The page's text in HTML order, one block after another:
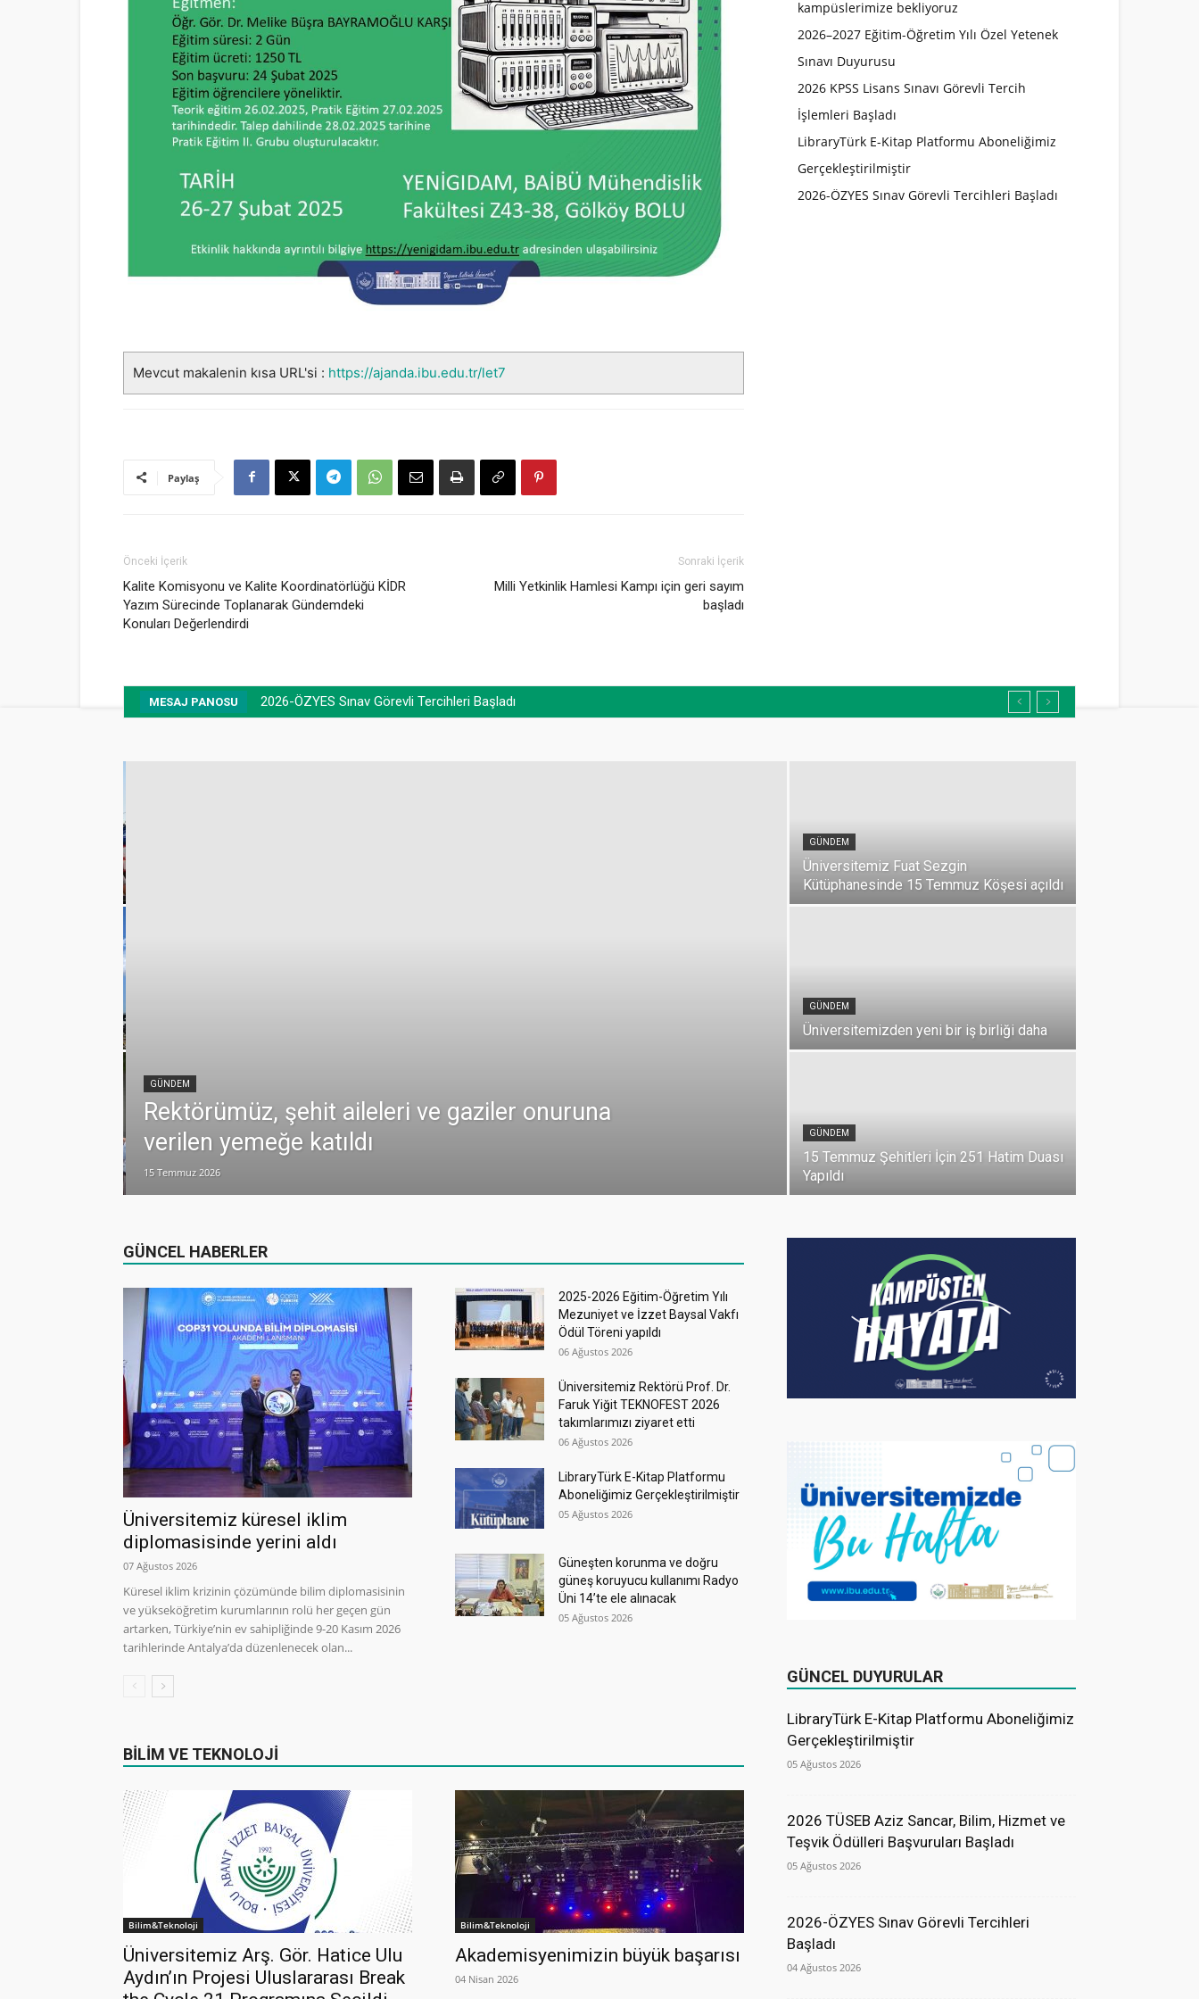
Mevcut makalenin kısa URL'si : https://ajanda.ibu.edu.tr/let7
Paylaş
Önceki İçerik
Kalite Komisyonu ve Kalite Koordinatörlüğü KİDR
Yazım Sürecinde Toplanarak Gündemdeki
Konuları Değerlendirdi
Sonraki İçerik
Milli Yetkinlik Hamlesi Kampı için geri sayım
başladı
kampüslerimize bekliyoruz
2026–2027 Eğitim-Öğretim Yılı Özel Yetenek
Sınavı Duyurusu
2026 KPSS Lisans Sınavı Görevli Tercih
İşlemleri Başladı
LibraryTürk E-Kitap Platformu Aboneliğimiz
Gerçekleştirilmiştir
2026-ÖZYES Sınav Görevli Tercihleri Başladı
MESAJ PANOSU 2026-ÖZYES Sınav Görevli Tercihleri Başladı
GÜNDEM
Rektörümüz, şehit aileleri ve gaziler onuruna
verilen yemeğe katıldı
15 Temmuz 2026
GÜNDEM
Üniversitemiz Fuat Sezgin
Kütüphanesinde 15 Temmuz Köşesi açıldı
GÜNDEM
Üniversitemizden yeni bir iş birliği daha
GÜNDEM
15 Temmuz Şehitleri İçin 251 Hatim Duası
Yapıldı
GÜNCEL HABERLER
Üniversitemiz küresel iklim
diplomasisinde yerini aldı
07 Ağustos 2026
Küresel iklim krizinin çözümünde bilim diplomasisinin
ve yükseköğretim kurumlarının rolü her geçen gün
artarken, Türkiye’nin ev sahipliğinde 9-20 Kasım 2026
tarihlerinde Antalya’da düzenlenecek olan...
2025-2026 Eğitim-Öğretim Yılı
Mezuniyet ve İzzet Baysal Vakfı
Ödül Töreni yapıldı
06 Ağustos 2026
Üniversitemiz Rektörü Prof. Dr.
Faruk Yiğit TEKNOFEST 2026
takımlarımızı ziyaret etti
06 Ağustos 2026
LibraryTürk E-Kitap Platformu
Aboneliğimiz Gerçekleştirilmiştir
05 Ağustos 2026
Güneşten korunma ve doğru
güneş koruyucu kullanımı Radyo
Üni 14’te ele alınacak
05 Ağustos 2026
BİLİM VE TEKNOLOJİ
Bilim&Teknoloji
Üniversitemiz Arş. Gör. Hatice Ulu
Aydın’ın Projesi Uluslararası Break
Bilim&Teknoloji
Akademisyenimizin büyük başarısı
04 Nisan 2026
GÜNCEL DUYURULAR
LibraryTürk E-Kitap Platformu Aboneliğimiz
Gerçekleştirilmiştir
05 Ağustos 2026
2026 TÜSEB Aziz Sancar, Bilim, Hizmet ve
Teşvik Ödülleri Başvuruları Başladı
05 Ağustos 2026
2026-ÖZYES Sınav Görevli Tercihleri
Başladı
04 Ağustos 2026